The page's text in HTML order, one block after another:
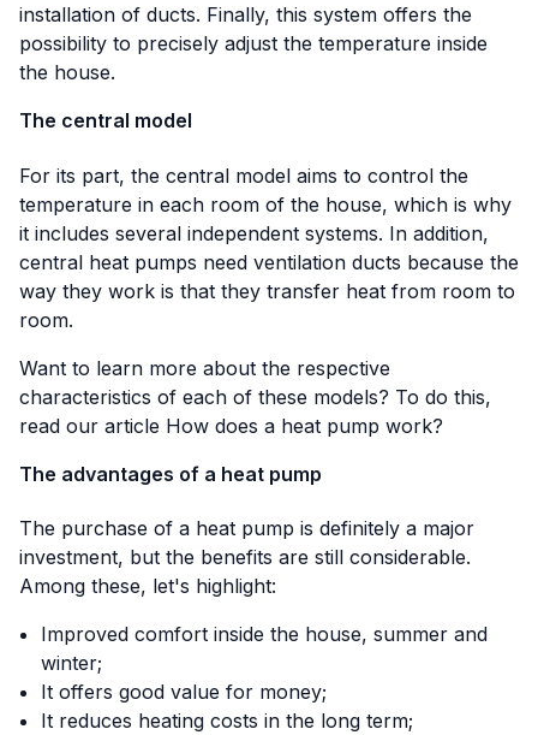
installation of ducts. Finally, this system offers the
possibility to precisely adjust the temperature inside
the house.
The central model
For its part, the central model aims to control the
temperature in each room of the house, which is why
it includes several independent systems. In addition,
central heat pumps need ventilation ducts because the
way they work is that they transfer heat from room to
room.
Want to learn more about the respective
characteristics of each of these models? To do this,
read our article How does a heat pump work?
The advantages of a heat pump
The purchase of a heat pump is definitely a major
investment, but the benefits are still considerable.
Among these, let's highlight:
Improved comfort inside the house, summer and
winter;
It offers good value for money;
It reduces heating costs in the long term;